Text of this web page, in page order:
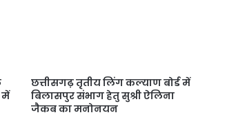
में
छत्तीसगढ़ तृतीय लिंग कल्याण बोर्ड में
बिलासपुर संभाग हेतु सुश्री ऐलिना
जैकब का मनोनयन